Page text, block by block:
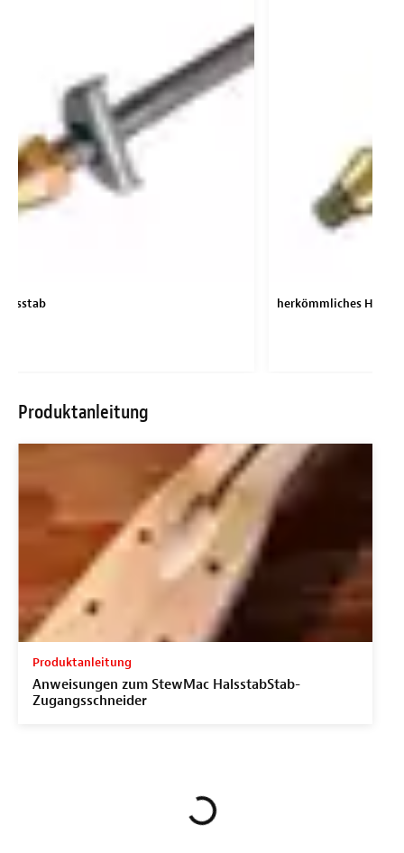
herkömmliches
Produktanleitung
Produktanleitung
Anweisungen zum StewMac HalsstabStab-
Zugangsschneider